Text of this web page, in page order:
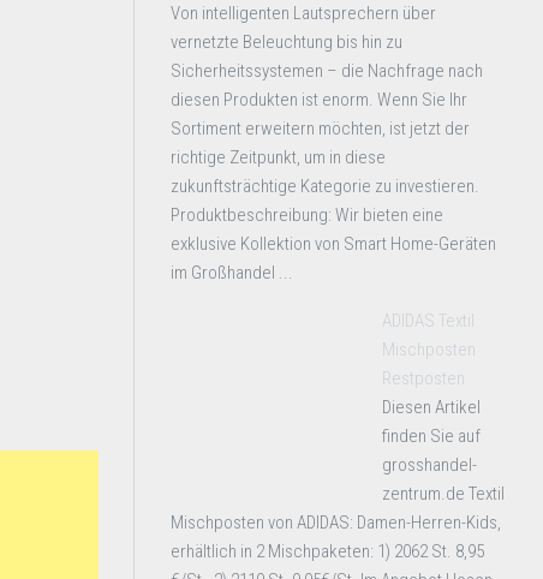
Von intelligenten Lautsprechern über
vernetzte Beleuchtung bis hin zu
Sicherheitssystemen – die Nachfrage nach
diesen Produkten ist enorm. Wenn Sie Ihr
Sortiment erweitern möchten, ist jetzt der
richtige Zeitpunkt, um in diese
zukunftsträchtige Kategorie zu investieren.
Produktbeschreibung: Wir bieten eine
exklusive Kollektion von Smart Home-Geräten
im Großhandel ...
ADIDAS Textil
Mischposten
Restposten
Diesen Artikel
finden Sie auf
grosshandel-
zentrum.de Textil
Mischposten von ADIDAS: Damen-Herren-Kids,
erhältlich in 2 Mischpaketen: 1) 2062 St. 8,95